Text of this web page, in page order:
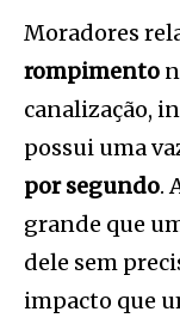
Moradores
rompimento
canalização,
possui uma
por segundo.
grande que
dele sem
impacto que